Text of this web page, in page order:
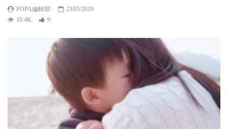
POPA編輯部
23/05/2019
10.4K
9